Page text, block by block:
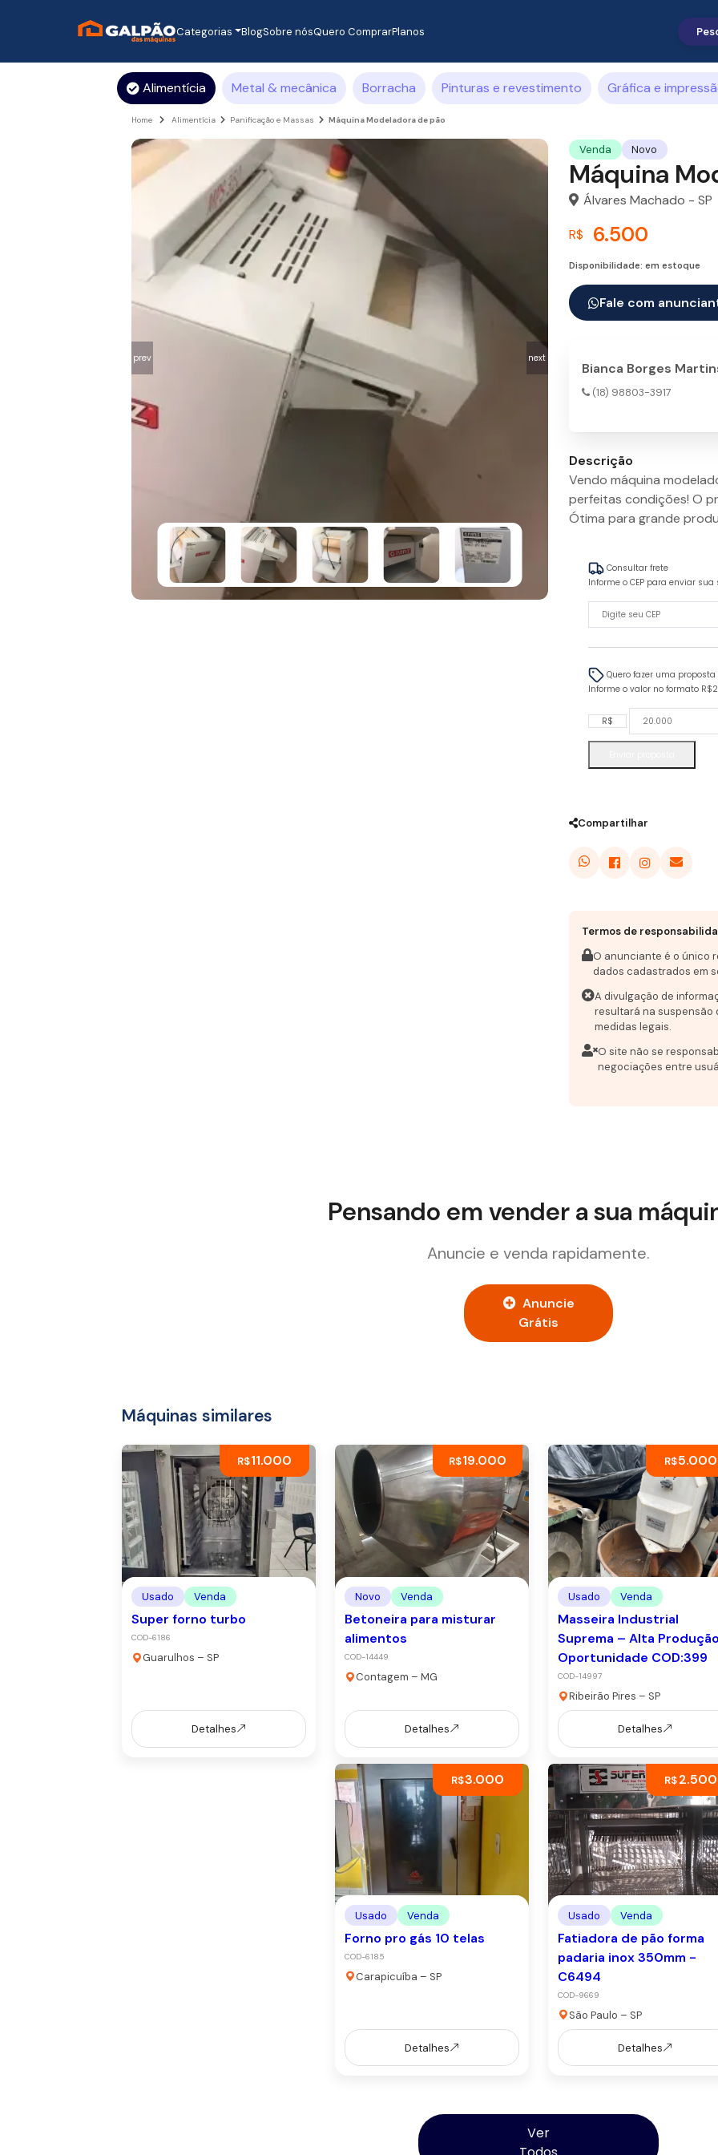
Categorias BlogSobre nósQuero ComprarPlanos
Alimentícia Metal & mecânica Borracha Pinturas e revestimento Gráfica e
Home Alimentícia Panificação e Massas Máquina Modeladora de pão
prev next
Venda Novo
Máquina
Álvares Machado - SP
R$ 6.500
Disponibilidade: em estoque
Fale com
Bianca Borges
(18) 98803-3917
Descrição
Vendo máquina
perfeitas condições! O
Ótima para grande
Consultar frete
Informe o CEP para enviar
Quero fazer uma proposta
Informe o valor no formato
R$
Compartilhar
Termos de
O anunciante é o único
dados cadastrados em
A divulgação de
resultará na suspensão
medidas legais.
O site não se
negociações entre
Pensando em vender a sua
Anuncie e venda rapidamente.
Anuncie
Grátis
Máquinas similares
R$11.000
Usado Venda
Super forno turbo
COD-6186
Guarulhos – SP
Detalhes
R$19.000
Novo Venda
Betoneira para misturar
alimentos
COD-14449
Contagem – MG
Detalhes
R$5.000
Usado Venda
Masseira Industrial
Suprema – Alta
Oportunidade COD:399
COD-14997
Ribeirão Pires – SP
Detalhes
R$3.000
Usado Venda
Forno pro gás 10 telas
COD-6185
Carapicuíba – SP
Detalhes
R$2.500
Usado Venda
Fatiadora de pão forma
padaria inox 350mm -
C6494
COD-9669
São Paulo – SP
Detalhes
Ver